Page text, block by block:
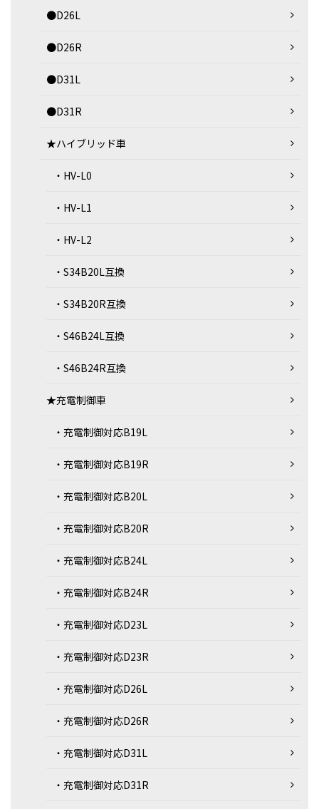
●D26L
●D26R
●D31L
●D31R
★ハイブリッド車
・HV-L0
・HV-L1
・HV-L2
・S34B20L互換
・S34B20R互換
・S46B24L互換
・S46B24R互換
★充電制御車
・充電制御対応B19L
・充電制御対応B19R
・充電制御対応B20L
・充電制御対応B20R
・充電制御対応B24L
・充電制御対応B24R
・充電制御対応D23L
・充電制御対応D23R
・充電制御対応D26L
・充電制御対応D26R
・充電制御対応D31L
・充電制御対応D31R